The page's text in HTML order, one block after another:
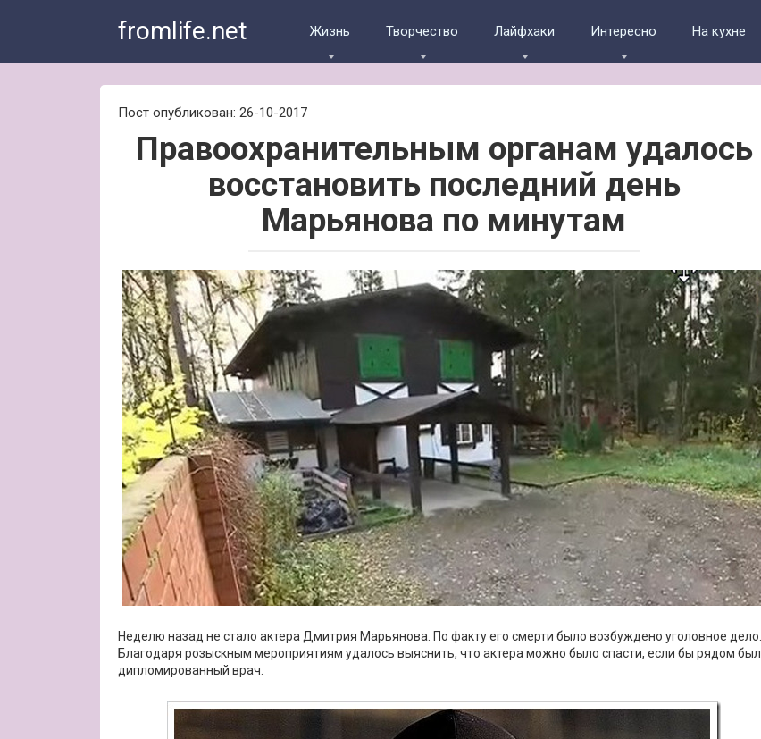
fromlife.net Жизнь Творчество Лайфхаки Интересно На кухне
Пост опубликован: 26-10-2017
Правоохранительным органам удалось
восстановить последний день
Марьянова по минутам
Неделю назад не стало актера Дмитрия Марьянова. По факту его смерти было возбуждено уголовное дело.
Благодаря розыскным мероприятиям удалось выяснить, что актера можно было спасти, если бы рядом был
дипломированный врач.